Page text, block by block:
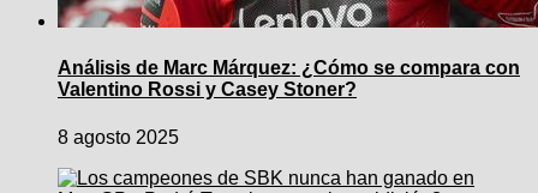
Análisis de Marc Márquez: ¿Cómo se compara con
Valentino Rossi y Casey Stoner?
8 agosto 2025